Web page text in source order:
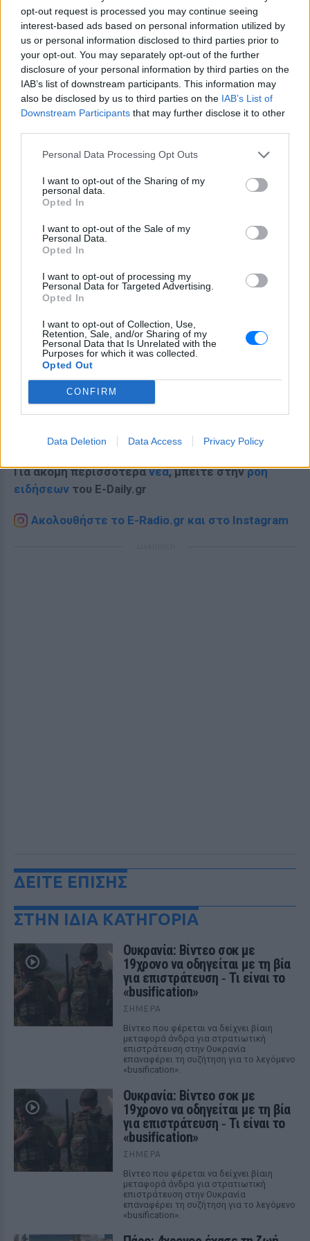
opt-out request is processed you may continue seeing
interest-based ads based on personal information utilized by
us or personal information disclosed to third parties prior to
your opt-out. You may separately opt-out of the further
disclosure of your personal information by third parties on the
IAB’s list of downstream participants. This information may
also be disclosed by us to third parties on the IAB’s List of
Downstream Participants that may further disclose it to other
Personal Data Processing Opt Outs
I want to opt-out of the Sharing of my
personal data.
Opted In
I want to opt-out of the Sale of my
Personal Data.
Opted In
I want to opt-out of processing my
Personal Data for Targeted Advertising.
Opted In
I want to opt-out of Collection, Use,
Retention, Sale, and/or Sharing of my
Personal Data that Is Unrelated with the
Purposes for which it was collected.
Opted Out
CONFIRM
Data Deletion Data Access Privacy Policy
του έτους, στις χαμηλές τιμές του πετρελαίου
θέρμανσης.
[ΠΗΓΗ]
ΔΙΑΦΗΜΙΣΗ
και μάθετε πρώτοι
τα πιο hot νέα .
Για ακόμη περισσότερανέα, μπείτε στηνροή
ειδήσεων του E-Daily.gr
Ακολουθήστε το E-Radio.gr και στο Instagram
ΔΕΙΤΕ ΕΠΙΣΗΣ
ΣΤΗΝ ΙΔΙΑ ΚΑΤΗΓΟΡΙΑ
Ουκρανία: Βίντεο σοκ με
19χρονο να οδηγείται με τη βία
για επιστράτευση ‑ Τι είναι το
«busification»
ΣΉΜΕΡΑ
Βίντεο που φέρεται να δείχνει βίαιη
μεταφορά άνδρα για στρατιωτική
επιστράτευση στην Ουκρανία
επαναφέρει τη συζήτηση για το λεγόμενο
«busification».
Ουκρανία: Βίντεο σοκ με
19χρονο να οδηγείται με τη βία
για επιστράτευση ‑ Τι είναι το
«busification»
ΣΉΜΕΡΑ
Βίντεο που φέρεται να δείχνει βίαιη
μεταφορά άνδρα για στρατιωτική
επιστράτευση στην Ουκρανία
επαναφέρει τη συζήτηση για το λεγόμενο
«busification».